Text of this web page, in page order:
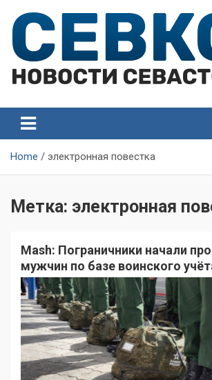
content
Севастополя
Севастополя
Home электронная повестка
Метка: электронная
Mash: Пограничники начали
мужчин по базе воинского